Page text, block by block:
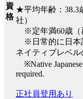
資
格
★平均年齢：38.3
社）
※定年満60歳（
※日常的に日本
ネイティブレベル
※Native Japanese
required.
正社員登用あり